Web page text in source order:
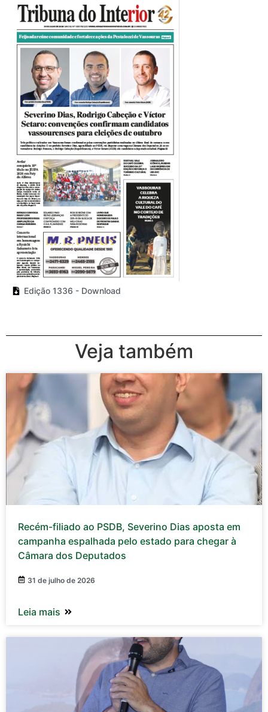
Edição 1336 - Download
Veja também
Recém-filiado ao PSDB, Severino Dias aposta em
campanha espalhada pelo estado para chegar à
Câmara dos Deputados
31 de julho de 2026
Leia mais